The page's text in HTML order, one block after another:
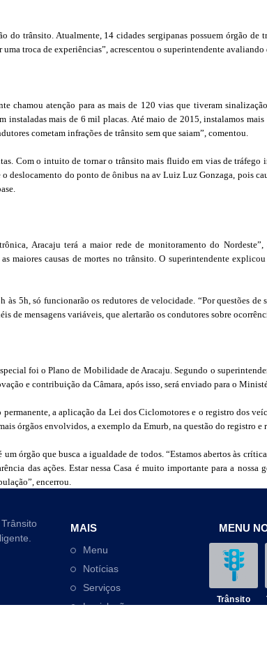
do trânsito. Atualmente, 14 cidades sergipanas possuem órgão
troca de experiências”, acrescentou o superintendente
chamou atenção para as mais de 120 vias que tiveram
instaladas mais de 6 mil placas. Até maio de 2015, instalamos
cometam infrações de trânsito sem que saiam”, comentou.
Com o intuito de tornar o trânsito mais fluido em vias de
deslocamento do ponto de ônibus na av Luiz Luz Gonzaga, pois
Aracaju terá a maior rede de monitoramento do
maiores causas de mortes no trânsito. O superintendente
5h, só funcionarão os redutores de velocidade. “Por questões
de mensagens variáveis, que alertarão os condutores sobre
foi o Plano de Mobilidade de Aracaju. Segundo o
e contribuição da Câmara, após isso, será enviado para o
a aplicação da Lei dos Ciclomotores e o registro dos
órgãos envolvidos, a exemplo da Emurb, na questão do registro
órgão que busca a igualdade de todos. “Estamos abertos às
das ações. Estar nessa Casa é muito importante para a
encerrou.
MAIS
Menu
Notícias
Serviços
Legislação
MENU
Trânsito